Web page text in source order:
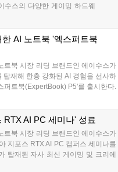
수스의 다양한 게이밍 하드웨
는 AGF 2024 스마일게이트
, NVIDIA RTX 4090 기반의
성의 ROG 게이밍 PC를 비
UMPC ROG Ally X, 세컨드
ROG Zephyrus Duo 16를 전
AI 노트북 '엑스퍼트북
트북 시장 리딩 브랜드인 에이수스가
탑재해 한층 강화된 AI 경험을 선사하
퍼트북(ExpertBook) P5'를 출시한다.
가 내장된 최신 인텔 코어 울트라
스 최초의 AI 비즈니스 노트북이다.
19% 향상된 단일 스레드 성능과 2
르고 효율적으로 사용할 수 있어 업
출근을 겸하는 직장인 또는 출장이
AI PC 세미나' 성료
트북 시장 리딩 브랜드인 에이수스가
지포스 RTX AI PC 캠퍼스 세미나를
탑재된 자사 최신 게이밍 및 크리에
이벤트를 진행했다. 에이수스는 약